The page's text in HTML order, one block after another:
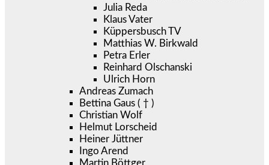
Julia Reda
Klaus Vater
Küppersbusch TV
Matthias W. Birkwald
Petra Erler
Reinhard Olschanski
Ulrich Horn
Andreas Zumach
Bettina Gaus ( † )
Christian Wolf
Helmut Lorscheid
Heiner Jüttner
Ingo Arend
Martin Böttger